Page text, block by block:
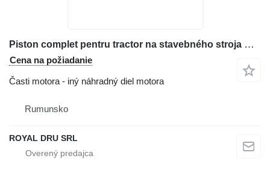
Piston complet pentru tractor na stavebného stroja Case IH C55-55A
Cena na požiadanie
Časti motora - iný náhradný diel motora
Rumunsko
ROYAL DRU SRL